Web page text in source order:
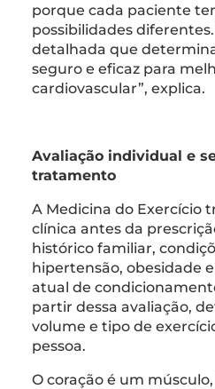
porque cada paciente
possibilidades diferentes.
detalhada que
seguro e eficaz para
cardiovascular”, explica.
Avaliação individual e
tratamento
A Medicina do Exercício
clínica antes da
histórico familiar,
hipertensão, obesidade
atual de
partir dessa avaliação,
volume e tipo de
pessoa.
O coração é um